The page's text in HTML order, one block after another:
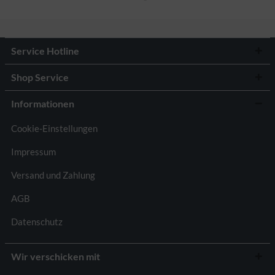
Service Hotline
Shop Service
Informationen
Cookie-Einstellungen
Impressum
Versand und Zahlung
AGB
Datenschutz
Wir verschicken mit